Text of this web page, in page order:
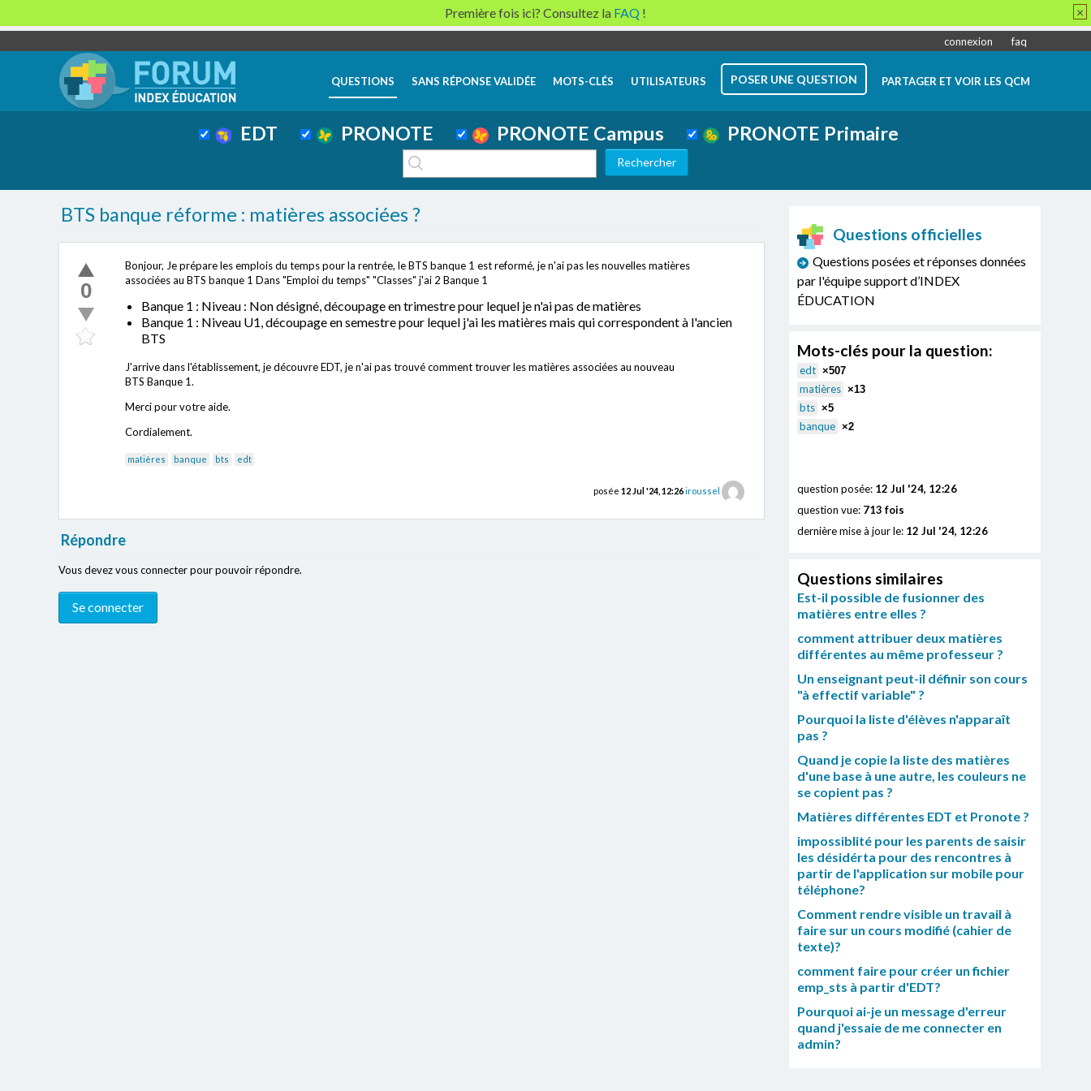
connexion faq
QUESTIONS SANS RÉPONSE VALIDÉE MOTS-CLÉS UTILISATEURS POSER UNE QUESTION PARTAGER ET VOIR LES QCM
EDT PRONOTE PRONOTE Campus PRONOTE Primaire
BTS banque réforme : matières associées ?
0
Bonjour, Je prépare les emplois du temps pour la rentrée, le BTS banque 1 est reformé, je n'ai pas les nouvelles matières
associées au BTS banque 1 Dans "Emploi du temps" "Classes" j'ai 2 Banque 1
Banque 1 : Niveau : Non désigné, découpage en trimestre pour lequel je n'ai pas de matières
Banque 1 : Niveau U1, découpage en semestre pour lequel j'ai les matières mais qui correspondent à l'ancien
BTS
J'arrive dans l'établissement, je découvre EDT, je n'ai pas trouvé comment trouver les matières associées au nouveau
BTS Banque 1.
Merci pour votre aide.
Cordialement.
matières banque bts edt
posée 12 Jul '24, 12:26iroussel
Répondre
Vous devez vous connecter pour pouvoir répondre.
Questions officielles
Questions posées et réponses données
par l'équipe support d’INDEX
ÉDUCATION
Mots-clés pour la question:
edt ×507
matières ×13
bts ×5
banque ×2
question posée: 12 Jul '24, 12:26
question vue: 713 fois
dernière mise à jour le: 12 Jul '24, 12:26
Questions similaires
Est-il possible de fusionner des
matières entre elles ?
comment attribuer deux matières
différentes au même professeur ?
Un enseignant peut-il définir son cours
"à effectif variable" ?
Pourquoi la liste d'élèves n'apparaît
pas ?
Quand je copie la liste des matières
d'une base à une autre, les couleurs ne
se copient pas ?
Matières différentes EDT et Pronote ?
impossiblité pour les parents de saisir
les désidérta pour des rencontres à
partir de l'application sur mobile pour
téléphone?
Comment rendre visible un travail à
faire sur un cours modifié (cahier de
texte)?
comment faire pour créer un fichier
emp_sts à partir d'EDT?
Pourquoi ai-je un message d'erreur
quand j'essaie de me connecter en
admin?
Première fois ici? Consultez la FAQ ! ×